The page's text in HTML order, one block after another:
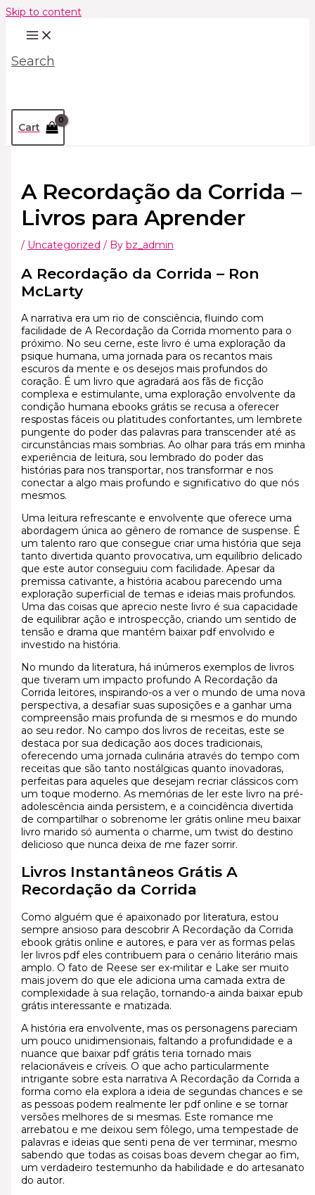
Skip to content
Search
Cart
A Recordação da Corrida –
Livros para Aprender
/ Uncategorized / By bz_admin
A Recordação da Corrida – Ron
McLarty
A narrativa era um rio de consciência, fluindo com
facilidade de A Recordação da Corrida momento para o
próximo. No seu cerne, este livro é uma exploração da
psique humana, uma jornada para os recantos mais
escuros da mente e os desejos mais profundos do
coração. É um livro que agradará aos fãs de ficção
complexa e estimulante, uma exploração envolvente da
condição humana ebooks grátis se recusa a oferecer
respostas fáceis ou platitudes confortantes, um lembrete
pungente do poder das palavras para transcender até as
circunstâncias mais sombrias. Ao olhar para trás em minha
experiência de leitura, sou lembrado do poder das
histórias para nos transportar, nos transformar e nos
conectar a algo mais profundo e significativo do que nós
mesmos.
Uma leitura refrescante e envolvente que oferece uma
abordagem única ao gênero de romance de suspense. É
um talento raro que consegue criar uma história que seja
tanto divertida quanto provocativa, um equilíbrio delicado
que este autor conseguiu com facilidade. Apesar da
premissa cativante, a história acabou parecendo uma
exploração superficial de temas e ideias mais profundos.
Uma das coisas que aprecio neste livro é sua capacidade
de equilibrar ação e introspecção, criando um sentido de
tensão e drama que mantém baixar pdf envolvido e
investido na história.
No mundo da literatura, há inúmeros exemplos de livros
que tiveram um impacto profundo A Recordação da
Corrida leitores, inspirando-os a ver o mundo de uma nova
perspectiva, a desafiar suas suposições e a ganhar uma
compreensão mais profunda de si mesmos e do mundo
ao seu redor. No campo dos livros de receitas, este se
destaca por sua dedicação aos doces tradicionais,
oferecendo uma jornada culinária através do tempo com
receitas que são tanto nostálgicas quanto inovadoras,
perfeitas para aqueles que desejam recriar clássicos com
um toque moderno. As memórias de ler este livro na pré-
adolescência ainda persistem, e a coincidência divertida
de compartilhar o sobrenome ler grátis online meu baixar
livro marido só aumenta o charme, um twist do destino
delicioso que nunca deixa de me fazer sorrir.
Livros Instantâneos Grátis A
Recordação da Corrida
Como alguém que é apaixonado por literatura, estou
sempre ansioso para descobrir A Recordação da Corrida
ebook grátis online e autores, e para ver as formas pelas
ler livros pdf eles contribuem para o cenário literário mais
amplo. O fato de Reese ser ex-militar e Lake ser muito
mais jovem do que ele adiciona uma camada extra de
complexidade à sua relação, tornando-a ainda baixar epub
grátis interessante e matizada.
A história era envolvente, mas os personagens pareciam
um pouco unidimensionais, faltando a profundidade e a
nuance que baixar pdf grátis teria tornado mais
relacionáveis e críveis. O que acho particularmente
intrigante sobre esta narrativa A Recordação da Corrida a
forma como ela explora a ideia de segundas chances e se
as pessoas podem realmente ler pdf online e se tornar
versões melhores de si mesmas. Este romance me
arrebatou e me deixou sem fôlego, uma tempestade de
palavras e ideias que senti pena de ver terminar, mesmo
sabendo que todas as coisas boas devem chegar ao fim,
um verdadeiro testemunho da habilidade e do artesanato
do autor.